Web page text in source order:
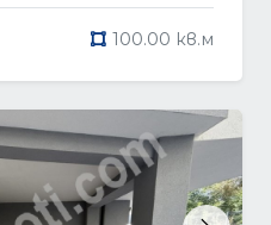
100.00 кв.м